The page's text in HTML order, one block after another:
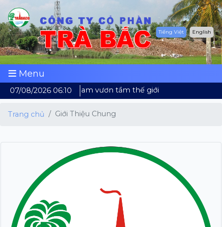
Tiếng Việt English
Menu
07/08/2026 06:10
Dừa Việt Nam vươn tầm thế giới
Trang chủ Giới Thiệu Chung